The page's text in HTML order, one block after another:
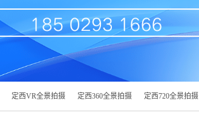
定西VR全景拍摄 定西360全景拍摄 定西720全景拍摄